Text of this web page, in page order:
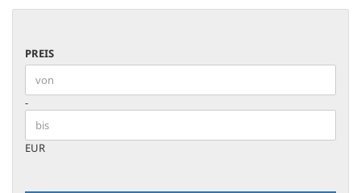
PREIS
PREIS
Preis bis
-
EUR